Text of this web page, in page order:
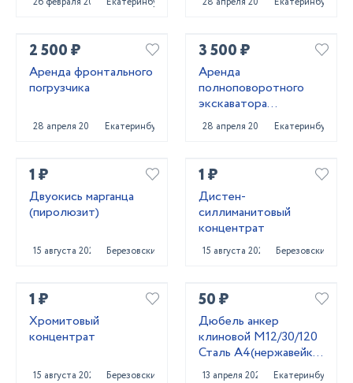
2 500 ₽
Аренда фронтального
погрузчика
28 апреля 2025 Екатеринбург
3 500 ₽
Аренда
полноповоротного
экскаватора
погрузчика
28 апреля 2025 Екатеринбург
1 ₽
Двуокись марганца
(пиролюзит)
15 августа 2023 Березовский
1 ₽
Дистен-
силлиманитовый
концентрат
15 августа 2023 Березовский
1 ₽
Хромитовый
концентрат
15 августа 2023 Березовский
50 ₽
Дюбель анкер
клиновой М12/30/120
Сталь А4(нержавейка)
Фирма WURTH
13 апреля 2024 Екатеринбург